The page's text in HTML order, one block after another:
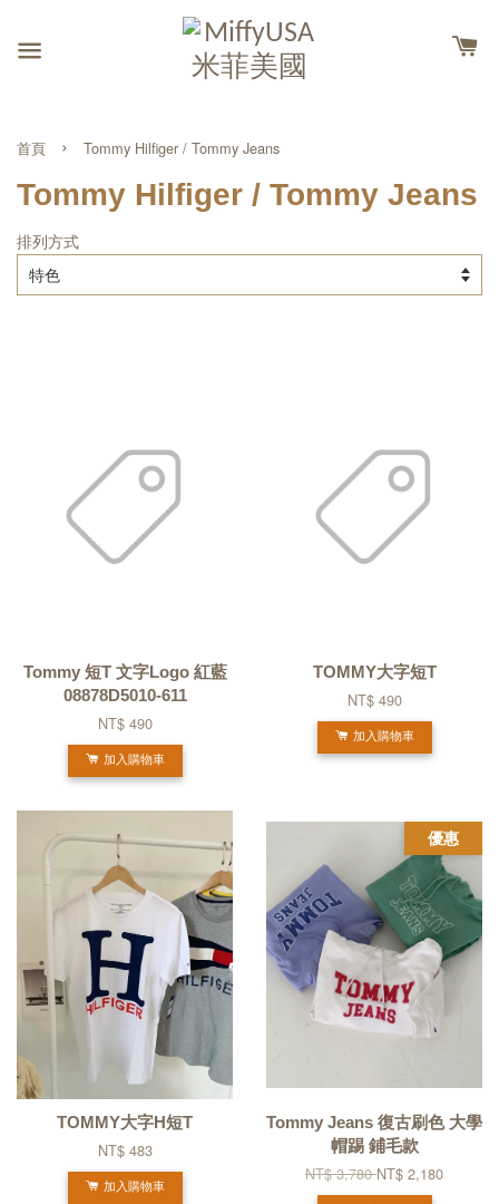
首頁 › Tommy Hilfiger / Tommy Jeans
Tommy Hilfiger / Tommy Jeans
排列方式
Tommy 短T 文字Logo 紅藍
08878D5010-611
NT$ 490
加入購物車
TOMMY大字短T
NT$ 490
加入購物車
TOMMY大字H短T
NT$ 483
加入購物車
優惠
Tommy Jeans 復古刷色 大學
帽踢 鋪毛款
NT$ 3,780NT$ 2,180